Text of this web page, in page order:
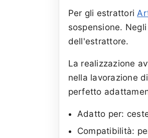
Per gli estrattori
sospensione.
dell'estrattore.
La realizzazione
nella lavorazione
perfetto
Adatto per:
Compatibilità: